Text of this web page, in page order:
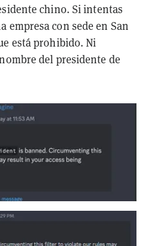
chino. Si intentas
empresa con sede en San
está prohibido. Ni
del presidente de